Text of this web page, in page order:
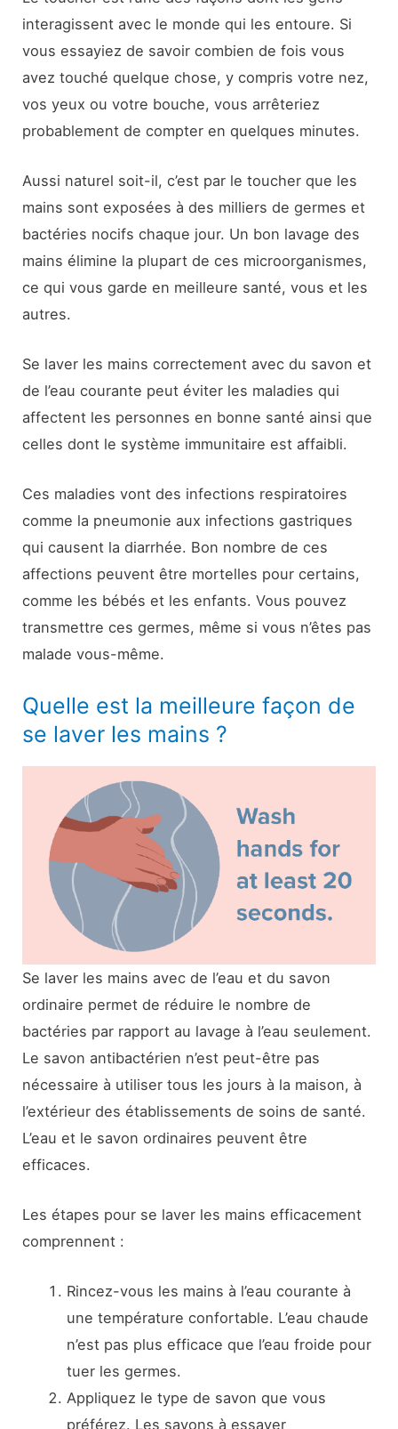
interagissent avec le monde qui les entoure. Si
vous essayiez de savoir combien de fois vous
avez touché quelque chose, y compris votre nez,
vos yeux ou votre bouche, vous arrêteriez
probablement de compter en quelques minutes.
Aussi naturel soit-il, c’est par le toucher que les
mains sont exposées à des milliers de germes et
bactéries nocifs chaque jour. Un bon lavage des
mains élimine la plupart de ces microorganismes,
ce qui vous garde en meilleure santé, vous et les
autres.
Se laver les mains correctement avec du savon et
de l’eau courante peut éviter les maladies qui
affectent les personnes en bonne santé ainsi que
celles dont le système immunitaire est affaibli.
Ces maladies vont des infections respiratoires
comme la pneumonie aux infections gastriques
qui causent la diarrhée. Bon nombre de ces
affections peuvent être mortelles pour certains,
comme les bébés et les enfants. Vous pouvez
transmettre ces germes, même si vous n’êtes pas
malade vous-même.
Quelle est la meilleure façon de
se laver les mains ?
Se laver les mains avec de l’eau et du savon
ordinaire permet de réduire le nombre de
bactéries par rapport au lavage à l’eau seulement.
Le savon antibactérien n’est peut-être pas
nécessaire à utiliser tous les jours à la maison, à
l’extérieur des établissements de soins de santé.
L’eau et le savon ordinaires peuvent être
efficaces.
Les étapes pour se laver les mains efficacement
comprennent :
Rincez-vous les mains à l’eau courante à
une température confortable. L’eau chaude
n’est pas plus efficace que l’eau froide pour
tuer les germes.
Appliquez le type de savon que vous
préférez. Les savons à essayer